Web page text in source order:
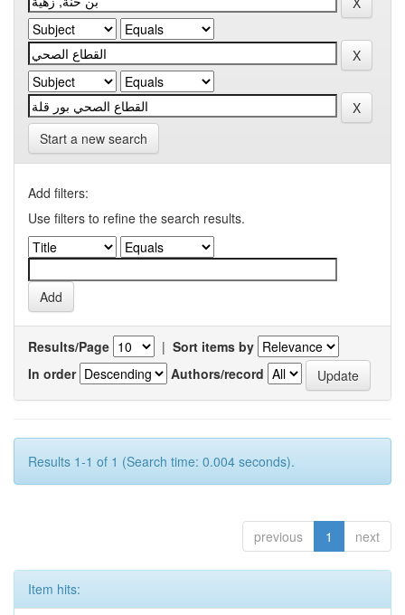
Start a new search
Add filters:
Use filters to refine the search results.
Results/Page | Sort items by
In order
Authors/record
Results 1-1 of 1 (Search time: 0.004 seconds).
previous 1 next
Item hits: